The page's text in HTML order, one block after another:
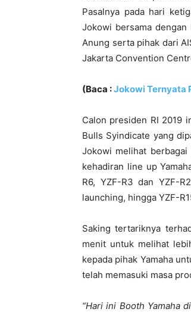
Pasalnya pada hari
Jokowi bersama
Anung serta pihak dari
Jakarta Convention
(Baca :Jokowi Ternyata
Calon presiden RI 2019
Bulls Syindicate yang
Jokowi melihat berbagai
kehadiran line up
R6, YZF-R3 dan YZF-
launching, hingga YZF-
Saking tertariknya
menit untuk melihat
kepada pihak Yamaha
telah memasuki masa
“Hari ini Booth Yamaha